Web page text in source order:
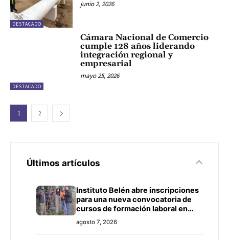
DESTACADO
junio 2, 2026
DESTACADO
Cámara Nacional de Comercio
cumple 128 años liderando
integración regional y
empresarial
mayo 25, 2026
1 2
Últimos artículos
Instituto Belén abre inscripciones
para una nueva convocatoria de
cursos de formación laboral en
Concepción
agosto 7, 2026